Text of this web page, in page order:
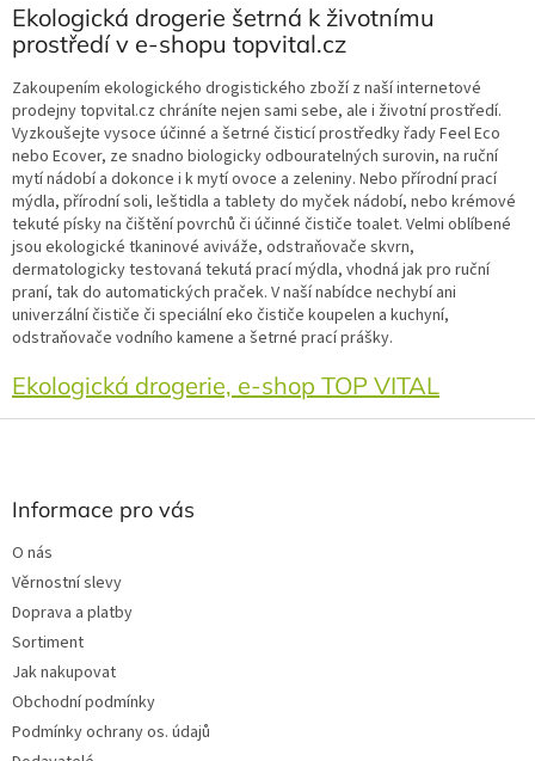
Ekologická drogerie šetrná k životnímu
prostředí v e-shopu topvital.cz
Zakoupením ekologického drogistického zboží z naší internetové
prodejny topvital.cz chráníte nejen sami sebe, ale i životní prostředí.
Vyzkoušejte vysoce účinné a šetrné čisticí prostředky řady Feel Eco
nebo Ecover, ze snadno biologicky odbouratelných surovin, na ruční
mytí nádobí a dokonce i k mytí ovoce a zeleniny. Nebo přírodní prací
mýdla, přírodní soli, leštidla a tablety do myček nádobí, nebo krémové
tekuté písky na čištění povrchů či účinné čističe toalet. Velmi oblíbené
jsou ekologické tkaninové aviváže, odstraňovače skvrn,
dermatologicky testovaná tekutá prací mýdla, vhodná jak pro ruční
praní, tak do automatických praček. V naší nabídce nechybí ani
univerzální čističe či speciální eko čističe koupelen a kuchyní,
odstraňovače vodního kamene a šetrné prací prášky.
Ekologická drogerie, e-shop TOP VITAL
Z
Informace pro vás
O nás
Věrnostní slevy
Doprava a platby
Sortiment
Jak nakupovat
Obchodní podmínky
Podmínky ochrany os. údajů